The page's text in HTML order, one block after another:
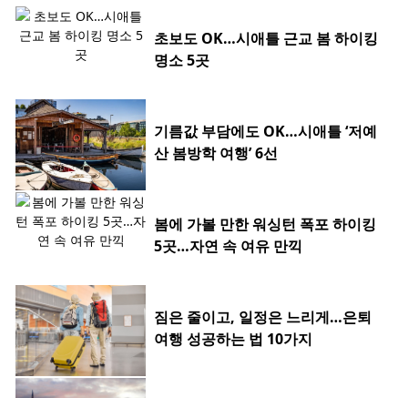
초보도 OK…시애틀 근교 봄 하이킹
명소 5곳
기름값 부담에도 OK…시애틀 ‘저예
산 봄방학 여행’ 6선
봄에 가볼 만한 워싱턴 폭포 하이킹
5곳…자연 속 여유 만끽
짐은 줄이고, 일정은 느리게…은퇴
여행 성공하는 법 10가지